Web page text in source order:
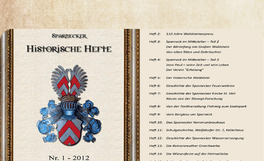
PUBLIKATIONEN